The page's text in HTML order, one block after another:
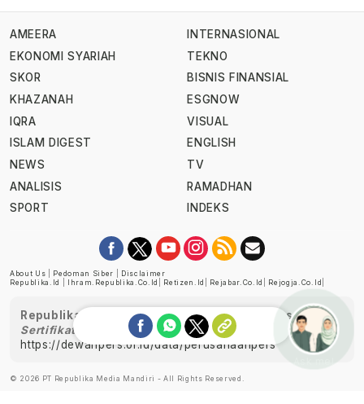
AMEERA
EKONOMI SYARIAH
SKOR
KHAZANAH
IQRA
ISLAM DIGEST
NEWS
ANALISIS
SPORT
INTERNASIONAL
TEKNO
BISNIS FINANSIAL
ESGNOW
VISUAL
ENGLISH
TV
RAMADHAN
INDEKS
About Us Pedoman Siber
Disclaimer
Republika.id
Ihram.republika.co.id Retizen.id Rejabar.co.id Rejogja.co.id
Republika telah diverifikasi oleh Dewan Pers
Sertifikat Nomor 1058/DP-Verifikasi/K/XII/2022
https://dewanpers.or.id/data/perusahaanpers
© 2026 PT Republika Media Mandiri - All Rights Reserved.